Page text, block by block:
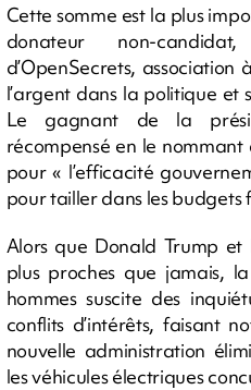
Cette somme est la plus
donateur non-
d’OpenSecrets,
l’argent dans la politique et
Le gagnant de la
récompensé en le nommant
pour « l’efficacité
pour tailler dans les budgets
Alors que Donald Trump et
plus proches que jamais,
hommes suscite des
conflits d’intérêts, faisant
nouvelle administration
les véhicules électriques